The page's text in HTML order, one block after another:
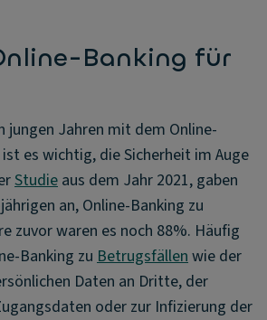
Banking für
jungen Jahren mit dem Online-
es wichtig, die Sicherheit im Auge
Studie aus dem Jahr 2021, gaben
an, Online-Banking zu
zuvor waren es noch 88%. Häufig
Banking zuBetrugsfällenwie der
Daten an Dritte, der
oder zur Infizierung der